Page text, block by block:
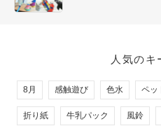
人気のキ
8月 感触遊び 色水 ペッ
折り紙 牛乳パック 風鈴